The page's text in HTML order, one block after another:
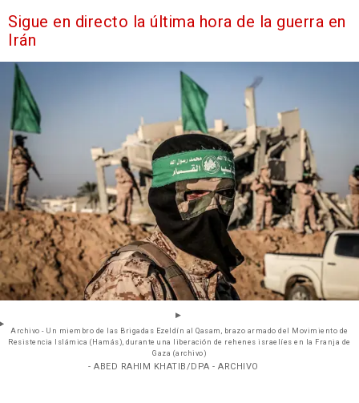
Sigue en directo la última hora de la guerra en
Irán
Archivo - Un miembro de las Brigadas Ezeldín al Qasam, brazo armado del Movimiento de
Resistencia Islámica (Hamás), durante una liberación de rehenes israelíes en la Franja de
Gaza (archivo)
- ABED RAHIM KHATIB/DPA - ARCHIVO